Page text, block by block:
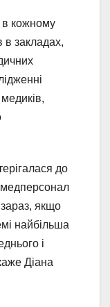
в кожному
в закладах,
до
зараз, якщо
найбільша
і
Діана